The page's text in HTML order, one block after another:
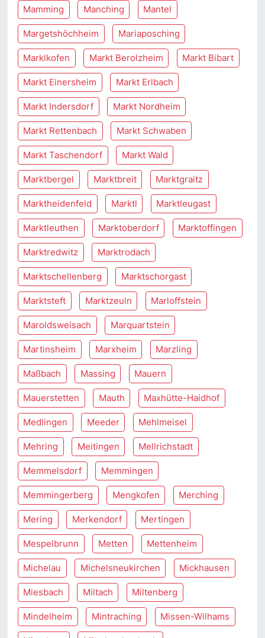
Mamming Manching Mantel
Margetshöchheim Mariaposching
Marklkofen Markt Berolzheim Markt Bibart
Markt Einersheim Markt Erlbach
Markt Indersdorf Markt Nordheim
Markt Rettenbach Markt Schwaben
Markt Taschendorf Markt Wald
Marktbergel Marktbreit Marktgraitz
Marktheidenfeld Marktl Marktleugast
Marktleuthen Marktoberdorf Marktoffingen
Marktredwitz Marktrodach
Marktschellenberg Marktschorgast
Marktsteft Marktzeuln Marloffstein
Maroldsweisach Marquartstein
Martinsheim Marxheim Marzling
Maßbach Massing Mauern
Mauerstetten Mauth Maxhütte-Haidhof
Medlingen Meeder Mehlmeisel
Mehring Meitingen Mellrichstadt
Memmelsdorf Memmingen
Memmingerberg Mengkofen Merching
Mering Merkendorf Mertingen
Mespelbrunn Metten Mettenheim
Michelau Michelsneukirchen Mickhausen
Miesbach Miltach Miltenberg
Mindelheim Mintraching Missen-Wilhams